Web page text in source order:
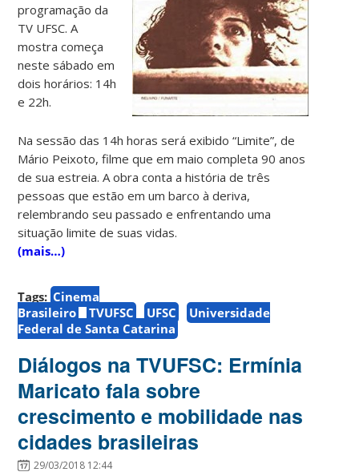
programação da
TV UFSC. A
mostra começa
neste sábado em
dois horários: 14h
e 22h.
Na sessão das 14h horas será exibido “Limite”, de
Mário Peixoto, filme que em maio completa 90 anos
de sua estreia. A obra conta a história de três
pessoas que estão em um barco à deriva,
relembrando seu passado e enfrentando uma
situação limite de suas vidas.
(mais…)
Tags: Cinema
Brasileiro
TVUFSC UFSC
Universidade
Federal de Santa Catarina
Diálogos na TVUFSC: Ermínia
Maricato fala sobre
crescimento e mobilidade nas
cidades brasileiras
29/03/2018 12:44